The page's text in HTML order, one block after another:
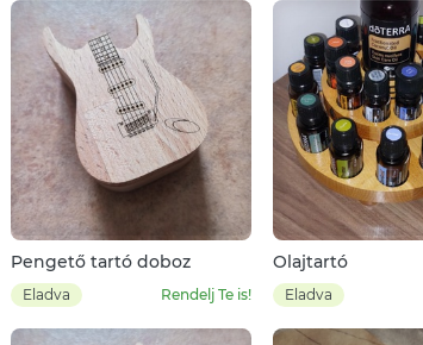
Pengető tartó doboz
Eladva Rendelj Te is!
Olajtartó
Eladva